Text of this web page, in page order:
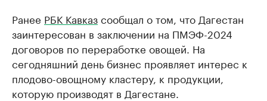
Ранее РБК Кавказсообщал о том, что Дагестан
заинтересован в заключении на ПМЭФ-2024
договоров по переработке овощей. На
сегодняшний день бизнес проявляет интерес к
плодово-овощному кластеру, к продукции,
которую производят в Дагестане.